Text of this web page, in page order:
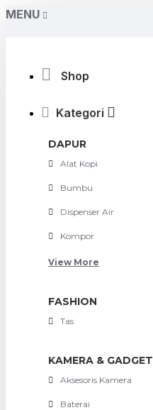
MENU
Shop
Kategori
DAPUR
Alat Kopi
Bumbu
Dispenser Air
Kompor
View More
FASHION
Tas
KAMERA & GADGET
Aksesoris Kamera
Baterai